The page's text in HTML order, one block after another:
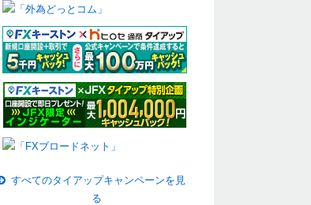
すべてのタイアップキャンペーンを見
る